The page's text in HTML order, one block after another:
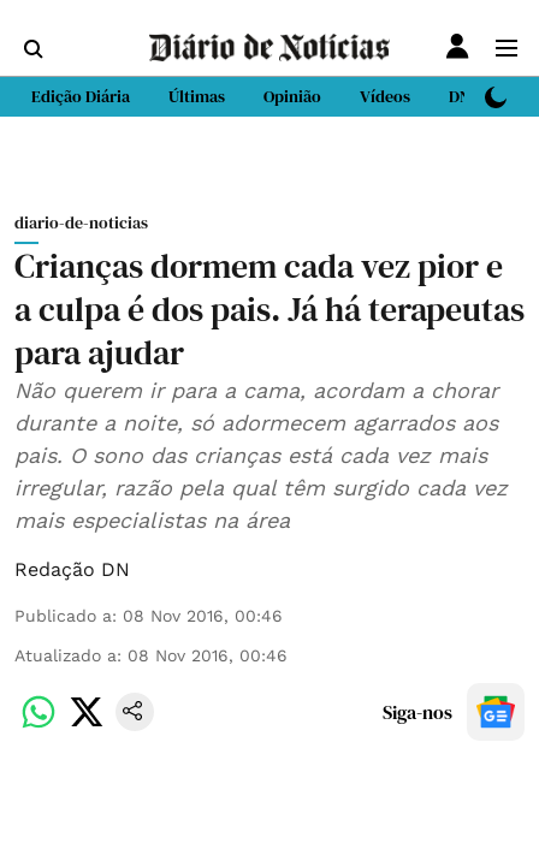
Edição Diária Últimas Opinião Vídeos DN Sport
diario-de-noticias
Crianças dormem cada vez pior e
a culpa é dos pais. Já há terapeutas
para ajudar
Não querem ir para a cama, acordam a chorar
durante a noite, só adormecem agarrados aos
pais. O sono das crianças está cada vez mais
irregular, razão pela qual têm surgido cada vez
mais especialistas na área
Redação DN
Publicado a: 08 Nov 2016, 00:46
Atualizado a: 08 Nov 2016, 00:46
Siga-nos